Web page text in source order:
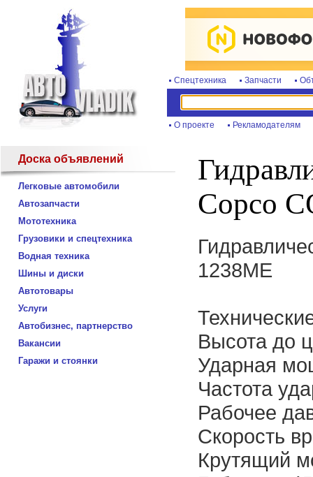
Спецтехника Запчасти
О проекте Рекламодателям
Доска объявлений
Легковые автомобили
Автозапчасти
Мототехника
Грузовики и спецтехника
Водная техника
Шины и диски
Автотовары
Услуги
Автобизнес, партнерство
Вакансии
Гаражи и стоянки
Copco
1238ME
Высота до
Ударная
Частота
Рабочее
Скорость
Крутящий